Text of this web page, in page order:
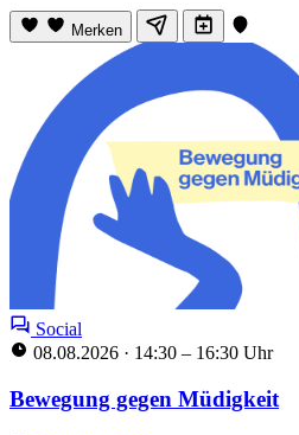
Merken
Social
08.08.2026 · 14:30 – 16:30 Uhr
Bewegung gegen Müdigkeit